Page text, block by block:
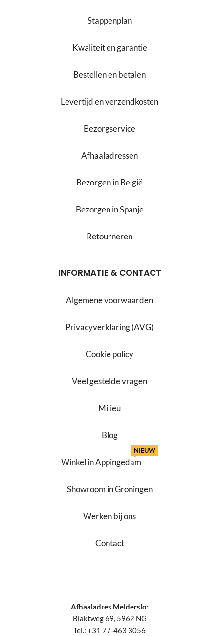
Stappenplan
Kwaliteit en garantie
Bestellen en betalen
Levertijd en verzendkosten
Bezorgservice
Afhaaladressen
Bezorgen in België
Bezorgen in Spanje
Retourneren
INFORMATIE & CONTACT
Algemene voorwaarden
Privacyverklaring (AVG)
Cookie policy
Veel gestelde vragen
Milieu
Blog
Winkel in Appingedam
NIEUW
Showroom in Groningen
Werken bij ons
Contact
Afhaaladres Melderslo:
Blaktweg 69, 5962 NG
Tel.: +31 77-463 3056